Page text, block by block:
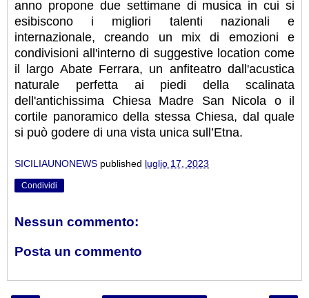
anno propone due settimane di musica in cui si
esibiscono i migliori talenti nazionali e
internazionale, creando un mix di emozioni e
condivisioni all'interno di suggestive location come
il largo Abate Ferrara, un anfiteatro dall'acustica
naturale perfetta ai piedi della scalinata
dell'antichissima Chiesa Madre San Nicola o il
cortile panoramico della stessa Chiesa, dal quale
si può godere di una vista unica sull’Etna.
SICILIAUNONEWS published luglio 17, 2023
Condividi
Nessun commento:
Posta un commento